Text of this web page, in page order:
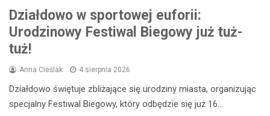
Działdowo w sportowej euforii:
Urodzinowy Festiwal Biegowy już tuż-
tuż!
Anna Cieślak 4 sierpnia 2026
Działdowo świętuje zbliżające się urodziny miasta, organizując
specjalny Festiwal Biegowy, który odbędzie się już 16…